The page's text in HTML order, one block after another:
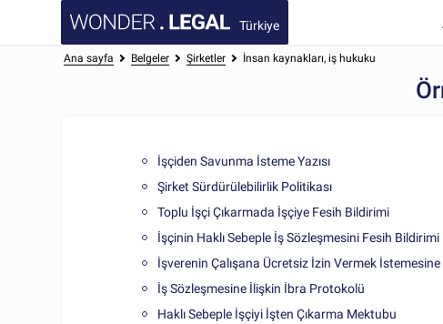
Türkiye
Ana sayfa Belgeler Şirketler İnsan kaynakları, iş hukuku
İşçiden Savunma İsteme Yazısı
Şirket Sürdürülebilirlik Politikası
Toplu İşçi Çıkarmada İşçiye Fesih Bildirimi
İşçinin Haklı Sebeple İş Sözleşmesini Fesih Bildirimi
İşverenin Çalışana Ücretsiz İzin Vermek
İş Sözleşmesine İlişkin İbra Protokolü
Haklı Sebeple İşçiyi İşten Çıkarma Mektubu